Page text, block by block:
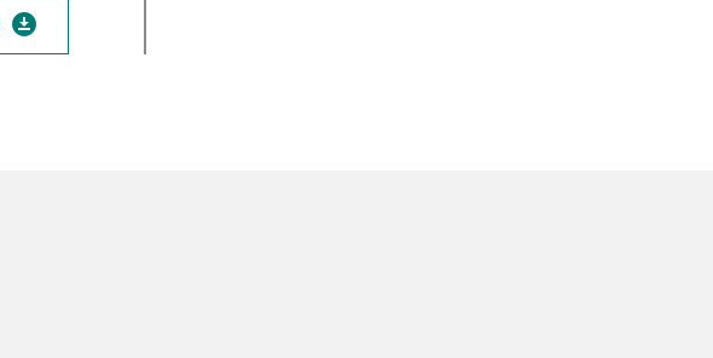
download_for_offline